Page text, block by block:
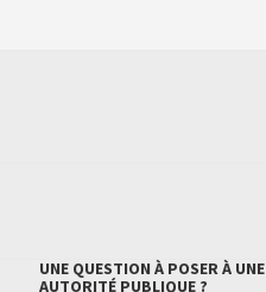
UNE QUESTION À POSER À UNE
AUTORITÉ PUBLIQUE ?